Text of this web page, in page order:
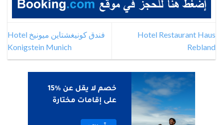
Hotel Restaurant Haus
Rebland
فندق كونيغشتاين ميونيخ Hotel
Konigstein Munich